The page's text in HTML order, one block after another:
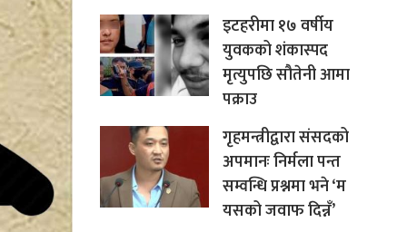
इटहरीमा १७ वर्षीय
युवकको शंकास्पद
मृत्युपछि सौतेनी आमा
पक्राउ
गृहमन्त्रीद्वारा संसदको
अपमानः निर्मला पन्त
सम्वन्धि प्रश्नमा भने ‘म
यसको जवाफ दिन्नँ’